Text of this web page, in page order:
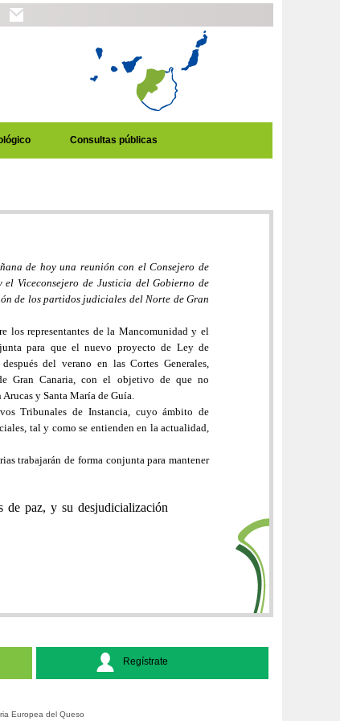
Consultas públicas
de hoy una reunión con el Consejero de
el Viceconsejero de Justicia del Gobierno de
de los partidos judiciales del Norte de Gran
los representantes de la Mancomunidad y el
para que el nuevo proyecto de Ley de
del verano en las Cortes Generales,
Gran Canaria, con el objetivo de que no
y Santa María de Guía.
Tribunales de Instancia, cuyo ámbito de
tal y como se entienden en la actualidad,
trabajarán de forma conjunta para mantener
paz, y su desjudicialización
Regístrate
Europea del Queso